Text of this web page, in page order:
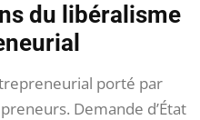
du libéralisme
porté par
Demande d’État